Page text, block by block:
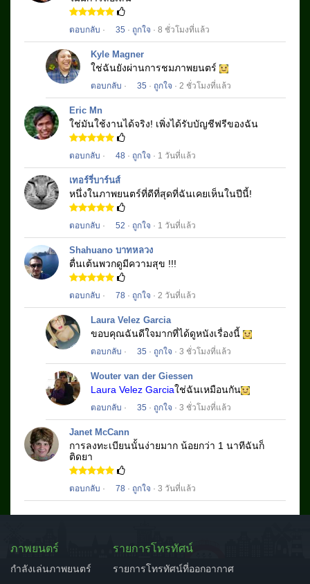
ตอบกลับ · 35 · ถูกใจ · 8 ชั่วโมงที่แล้ว
Kyle Magner
ใช่ฉันยังผ่านการชมภาพยนตร์
ตอบกลับ · 35 · ถูกใจ · 2 ชั่วโมงที่แล้ว
Eric Mn
ใช่มันใช้งานได้จริง! เพิ่งได้รับบัญชีฟรีของฉัน
ตอบกลับ · 48 · ถูกใจ · 1 วันที่แล้ว
เทอร์รี่บาร์นส์
หนึ่งในภาพยนตร์ที่ดีที่สุดที่ฉันเคยเห็นในปีนี้!
ตอบกลับ · 52 · ถูกใจ · 1 วันที่แล้ว
Shahuano บาทหลวง
ตื่นเต้นพวกดูมีความสุข !!!
ตอบกลับ · 78 · ถูกใจ · 2 วันที่แล้ว
Laura Velez Garcia
ขอบคุณฉันดีใจมากที่ได้ดูหนังเรื่องนี้
ตอบกลับ · 35 · ถูกใจ · 3 ชั่วโมงที่แล้ว
Wouter van der Giessen
Laura Velez Garciaใช่ฉันเหมือนกัน
ตอบกลับ · 35 · ถูกใจ · 3 ชั่วโมงที่แล้ว
Janet McCann
การลงทะเบียนนั้นง่ายมาก น้อยกว่า 1 นาทีฉันก็
ติดยา
ตอบกลับ · 78 · ถูกใจ · 3 วันที่แล้ว
ภาพยนตร์
กำลังเล่นภาพยนตร์
รายการโทรทัศน์
รายการโทรทัศน์ที่ออกอากาศ